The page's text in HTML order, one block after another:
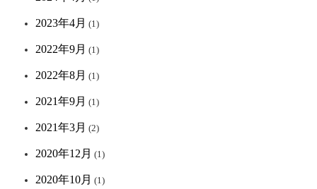
2023年4月 (1)
2022年9月 (1)
2022年8月 (1)
2021年9月 (1)
2021年3月 (2)
2020年12月 (1)
2020年10月 (1)